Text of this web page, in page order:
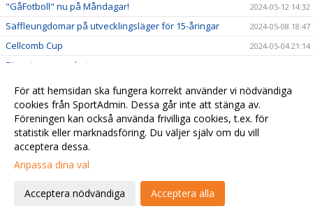
"GåFotboll" nu på Måndagar! 2024-05-12 14:32
Säffleungdomar på utvecklingsläger för 15-åringar 2024-05-08 18:47
Cellcomb Cup 2024-05-04 21:14
Föreningssamarbete
Start för Gåfotboll tisdag 27/2 2024-02-24 01:26
VÄLKOMMEN TILL SÄFFLE SK!
2023-11-15 15:44
2023-11-14 15:44
inställningar
Webbversion
För att hemsidan ska fungera korrekt använder vi nödvändiga
cookies från SportAdmin. Dessa går inte att stänga av.
Föreningen kan också använda frivilliga cookies, t.ex. för
statistik eller marknadsföring. Du väljer själv om du vill
acceptera dessa.
Anpassa dina val
Acceptera nödvändiga Acceptera alla